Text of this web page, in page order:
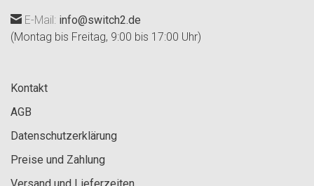
E-Mail: info@switch2.de
(Montag bis Freitag, 9:00 bis 17:00 Uhr)
Kontakt
AGB
Datenschutzerklärung
Preise und Zahlung